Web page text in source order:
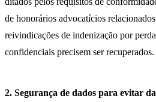
de honorários advocatícios
reivindicações de indenização por
confidenciais precisem ser recuperados.
2. Segurança de dados para evitar